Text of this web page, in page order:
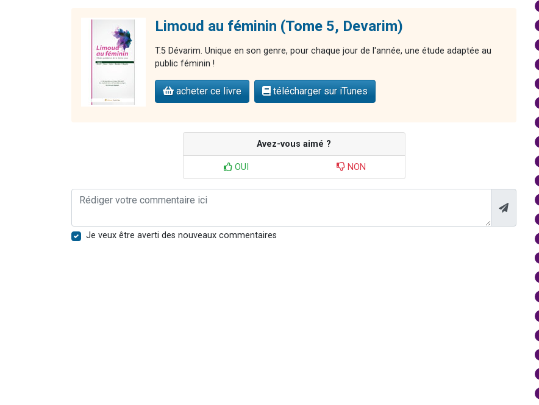
Limoud au féminin (Tome 5, Devarim)
T.5 Dévarim. Unique en son genre, pour chaque jour de l'année, une étude adaptée au
public féminin !
acheter ce livre télécharger sur iTunes
Avez-vous aimé ?
OUI NON
Je veux être averti des nouveaux commentaires